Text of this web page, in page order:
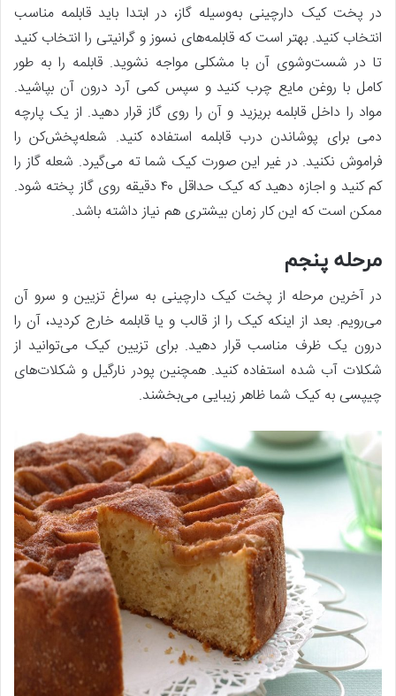
در پخت کیک دارچینی به‌وسیله گاز، در ابتدا باید قابلمه مناسب
انتخاب کنید. بهتر است که قابلمه‌های نسوز و گرانیتی را انتخاب کنید
تا در شست‌وشوی آن با مشکلی مواجه نشوید. قابلمه را به طور
کامل با روغن مایع چرب کنید و سپس کمی آرد درون آن بپاشید.
مواد را داخل قابلمه بریزید و آن را روی گاز قرار دهید. از یک پارچه
دمی برای پوشاندن درب قابلمه استفاده کنید. شعله‌پخش‌کن را
فراموش نکنید. در غیر این صورت کیک شما ته می‌گیرد. شعله گاز را
کم کنید و اجازه دهید که کیک حداقل ۴۰ دقیقه روی گاز پخته شود.
ممکن است که این کار زمان بیشتری هم نیاز داشته باشد.
مرحله پنجم
در آخرین مرحله از پخت کیک دارچینی به سراغ تزیین و سرو آن
می‌رویم. بعد از اینکه کیک را از قالب و یا قابلمه خارج کردید، آن را
درون یک ظرف مناسب قرار دهید. برای تزیین کیک می‌توانید از
شکلات آب شده استفاده کنید. همچنین پودر نارگیل و شکلات‌های
چیپسی به کیک شما ظاهر زیبایی می‌بخشند.